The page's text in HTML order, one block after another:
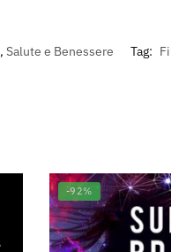
, Salute e Benessere Tag:
-92%